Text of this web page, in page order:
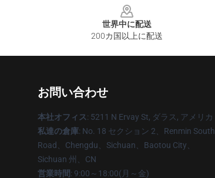
世界中に配送
200カ国以上に配送
お問い合わせ
本社オフィス: 5211 N Ervay St, ダラス, アメリカ
私達の倉庫: No. 18 セクション 2、Renmin South
Road、Chengdu、Sichuan、Baotou City、
Sichuan 州、CN
営業時間: 9:00～18:00(月～金)